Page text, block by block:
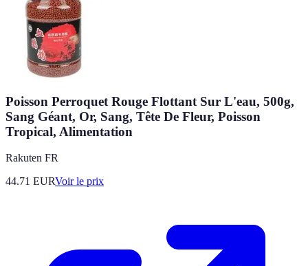
Poisson Perroquet Rouge Flottant Sur L'eau, 500g,
Sang Géant, Or, Sang, Tête De Fleur, Poisson
Tropical, Alimentation
Rakuten FR
44.71 EURVoir le prix